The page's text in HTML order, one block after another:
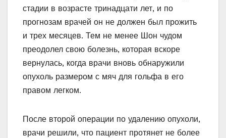
стадии в возрасте тринадцати лет, и по
прогнозам врачей он не должен был прожить
и трех месяцев. Тем не менее Шон чудом
преодолел свою болезнь, которая вскоре
вернулась, когда врачи вновь обнаружили
опухоль размером с мяч для гольфа в его
правом легком.
После второй операции по удалению опухоли,
врачи решили, что пациент протянет не более